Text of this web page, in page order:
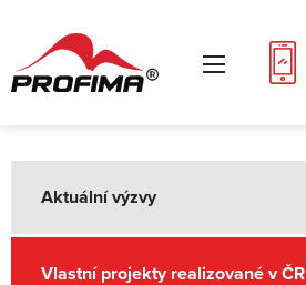
Aktuální výzvy
Vlastní projekty realizované v ČR